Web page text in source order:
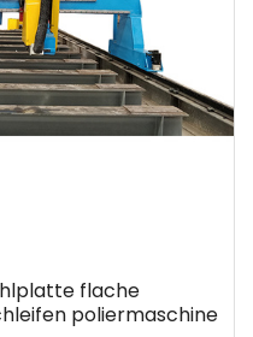
flache
poliermaschine